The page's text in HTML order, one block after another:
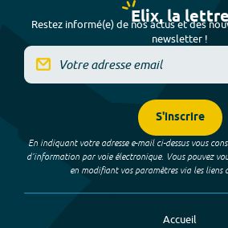
Elix, la lettre
Restez informé(e) de nos actus et des
newsletter !
S'inscrire
En indiquant votre adresse e-mail ci-dessus vous
d’information par voie électronique. Vous pouvez
en modifiant vos paramètres via les liens
Accueil